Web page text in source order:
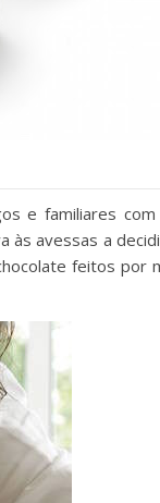
e familiares
às avessas a
feitos por